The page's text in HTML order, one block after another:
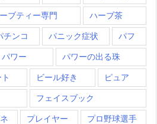
ブティー専門 ハーブ茶
チンコ パニック症状 パフ
パワー パワーの出る珠
ビール好き ピュア
フェイスブック
プレイヤー プロ野球選手